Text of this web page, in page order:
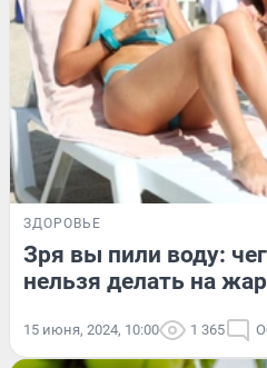
ЗДОРОВЬЕ
Зря вы пили воду:
нельзя делать на
15 июня, 2024, 10:00 1 365